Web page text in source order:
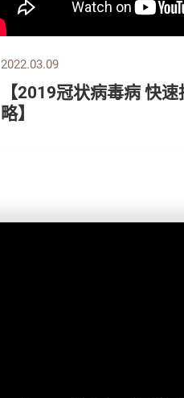
2022.03.09
【2019冠状病毒病 快
略】